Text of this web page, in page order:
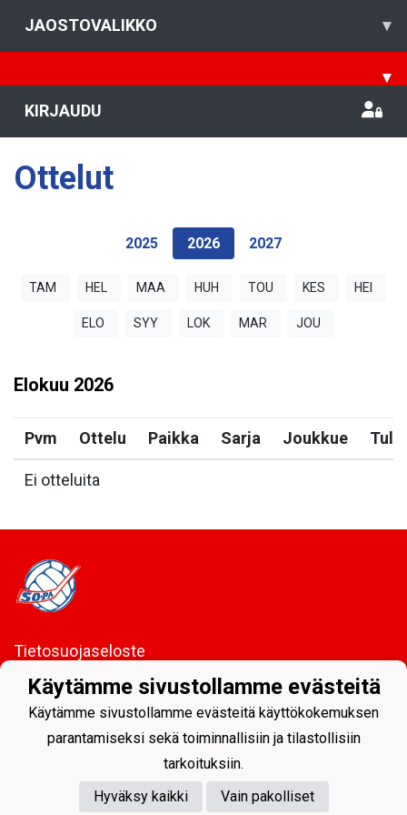
JAOSTOVALIKKO ▾
▾
KIRJAUDU
Ottelut
2025 2026 2027
TAM HEL MAA HUH TOU KES HEI
ELO SYY LOK MAR JOU
Elokuu 2026
Pvm Ottelu Paikka Sarja Joukkue
Ei otteluita
Tietosuojaseloste
Sodankylän Pallo ry - Nuorissa on tulevaisuus
Powered by
Käytämme sivustollamme evästeitä
Käytämme sivustollamme evästeitä käyttökokemuksen
parantamiseksi sekä toiminnallisiin ja tilastollisiin
tarkoituksiin.
Hyväksy kaikki
Vain pakolliset